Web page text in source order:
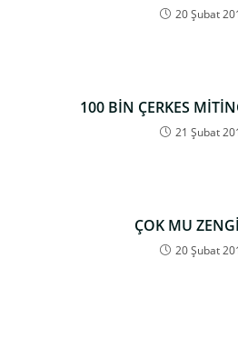
20 Şubat
100 BİN ÇERKES
21 Şubat
ÇOK MU
20 Şubat